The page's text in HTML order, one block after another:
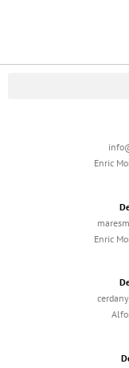
Enric
Enric